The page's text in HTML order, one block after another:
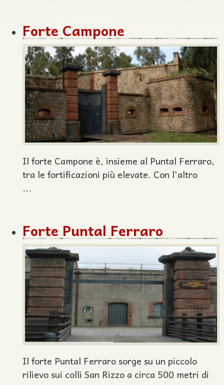
Forte Campone
Il forte Campone è, insieme al Puntal Ferraro,
tra le fortificazioni più elevate. Con l'altro
...
Forte Puntal Ferraro
Il forte Puntal Ferraro sorge su un piccolo
rilievo sui colli San Rizzo a circa 500 metri di